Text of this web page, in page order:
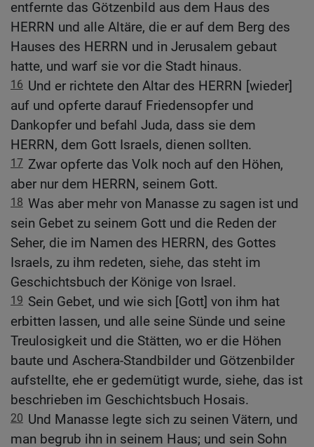
entfernte das Götzenbild aus dem Haus des
HERRN und alle Altäre, die er auf dem Berg des
Hauses des HERRN und in Jerusalem gebaut
hatte, und warf sie vor die Stadt hinaus.
16 Und er richtete den Altar des HERRN [wieder]
auf und opferte darauf Friedensopfer und
Dankopfer und befahl Juda, dass sie dem
HERRN, dem Gott Israels, dienen sollten.
17 Zwar opferte das Volk noch auf den Höhen,
aber nur dem HERRN, seinem Gott.
18 Was aber mehr von Manasse zu sagen ist und
sein Gebet zu seinem Gott und die Reden der
Seher, die im Namen des HERRN, des Gottes
Israels, zu ihm redeten, siehe, das steht im
Geschichtsbuch der Könige von Israel.
19 Sein Gebet, und wie sich [Gott] von ihm hat
erbitten lassen, und alle seine Sünde und seine
Treulosigkeit und die Stätten, wo er die Höhen
baute und Aschera-Standbilder und Götzenbilder
aufstellte, ehe er gedemütigt wurde, siehe, das ist
beschrieben im Geschichtsbuch Hosais.
20 Und Manasse legte sich zu seinen Vätern, und
man begrub ihn in seinem Haus; und sein Sohn